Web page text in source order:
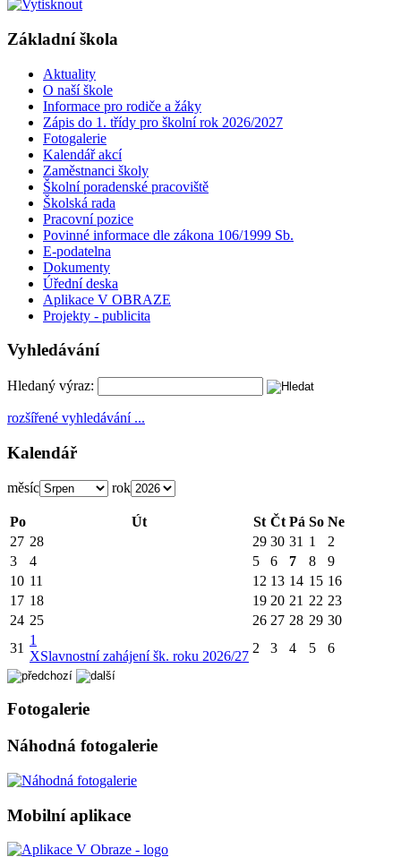
Základní škola
Aktuality
O naší škole
Informace pro rodiče a žáky
Zápis do 1. třídy pro školní rok 2026/2027
Fotogalerie
Kalendář akcí
Zaměstnanci školy
Školní poradenské pracoviště
Školská rada
Pracovní pozice
Povinné informace dle zákona 106/1999 Sb.
E-podatelna
Dokumenty
Úřední deska
Aplikace V OBRAZE
Projekty - publicita
Vyhledávání
Hledaný výraz:
rozšířené vyhledávání ...
Kalendář
měsíc rok
Po Út St Čt Pá So Ne
27 28 29 30 31 1
2
3
4 5 6 7 8
9
10 11 12 13 14 15 16
17 18 19 20 21 22 23
24 25 26 27 28 29 30
31
1
XSlavnostní zahájení šk. roku 2026/27
2 3 4 5 6
Fotogalerie
Náhodná fotogalerie
Mobilní aplikace